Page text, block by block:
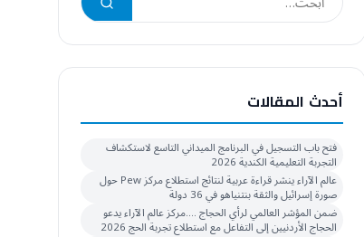
أحدث المقالات
فتح باب التسجيل في البرنامج الميداني التاسع لاستكشاف
التجربة التعليمية الكندية 2026
عالم الآراء ينشر قراءة عربية لنتائج استطلاع مركز Pew حول
صورة إسرائيل والثقة بنتنياهو في 36 دولة
ضمن المؤشر العالمي لرأي الحجاج ….مركز عالم الآراء يدعو
الحجاج الأردنيين إلى التفاعل مع استطلاع تجربة الحج 2026